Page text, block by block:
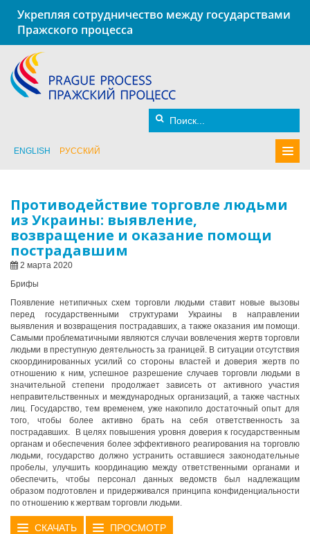
Укрепляя сотрудничество между государствами
Пражского процесса
ENGLISH РУССКИЙ
Противодействие торговле людьми
из Украины: выявление,
возвращение и оказание помощи
пострадавшим
2 марта 2020
Брифы
Появление нетипичных схем торговли людьми ставит новые вызовы
перед государственными структурами Украины в направлении
выявления и возвращения пострадавших, а также оказания им помощи.
Самыми проблематичными являются случаи вовлечения жертв торговли
людьми в преступную деятельность за границей. В ситуации отсутствия
скоординированных усилий со стороны властей и доверия жертв по
отношению к ним, успешное разрешение случаев торговли людьми в
значительной степени продолжает зависеть от активного участия
неправительственных и международных организаций, а также частных
лиц. Государство, тем временем, уже накопило достаточный опыт для
того, чтобы более активно брать на себя ответственность за
пострадавших. В целях повышения уровня доверия к государственным
органам и обеспечения более эффективного реагирования на торговлю
людьми, государство должно устранить оставшиеся законодательные
пробелы, улучшить координацию между ответственными органами и
обеспечить, чтобы персонал данных ведомств был надлежащим
образом подготовлен и придерживался принципа конфиденциальности
по отношению к жертвам торговли людьми.
СКАЧАТЬ ПРОСМОТР